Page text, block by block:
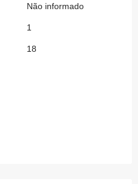
Não informado
1
18